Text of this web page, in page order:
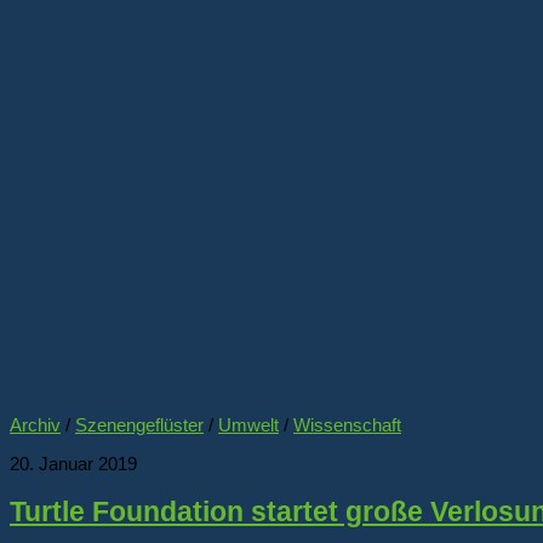
Archiv / Szenengeflüster / Umwelt / Wissenschaft
20. Januar 2019
Turtle Foundation startet große